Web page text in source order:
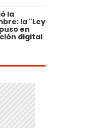
la
la "Ley
en
digital